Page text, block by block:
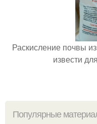
Раскисление почвы
извести
Популярные